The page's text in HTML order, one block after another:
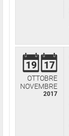
19 17
OTTOBRE
NOVEMBRE
2017